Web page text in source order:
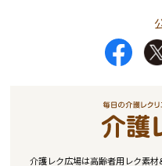
介護レク広場は高齢者用レク素